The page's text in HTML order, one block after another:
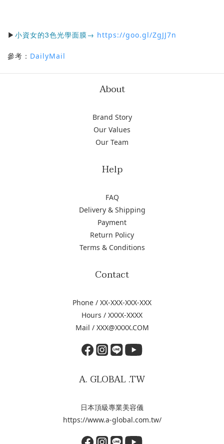
▶ 小資女的3色光學面膜→ https://goo.gl/ZgJJ7n
參考： DailyMail
About
Brand Story
Our Values
Our Team
Help
FAQ
Delivery & Shipping
Payment
Return Policy
Terms & Conditions
Contact
Phone / XX-XXX-XXX-XXX
Hours / XXXX-XXXX
Mail / XXX@XXXX.COM
A. GLOBAL .TW
日本頂級專業美容儀
https://www.a-global.com.tw/